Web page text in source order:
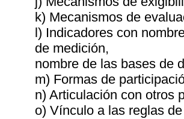
k) Mecanismos de
l) Indicadores con
de medición,
nombre de las bases de
m) Formas de
n) Articulación con otros
o) Vínculo a las reglas